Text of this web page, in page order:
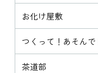
お化け屋敷
つくって！あそん
茶道部